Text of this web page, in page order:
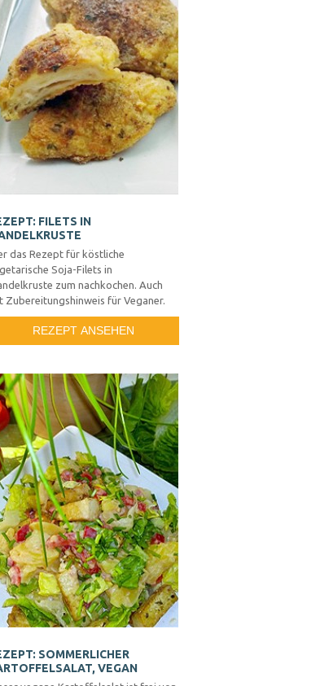
FILETS IN
das Rezept für köstliche
Soja-Filets in
zum nachkochen. Auch
Zubereitungshinweis für Veganer.
REZEPT ANSEHEN
SOMMERLICHER
VEGAN